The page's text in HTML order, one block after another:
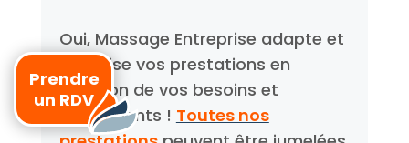
Oui, Massage Entreprise adapte et
organise vos prestations en
fonction de vos besoins et
évènements ! Toutes nos
Prendre
un RDV